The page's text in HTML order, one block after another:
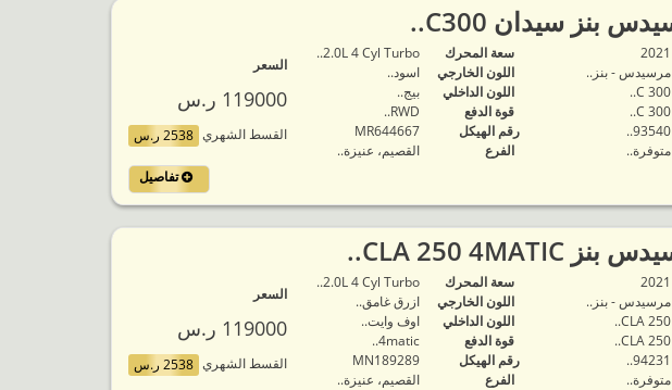
2021
مرسيدس - بنز..
C 300..
C 300..
93540..
متوفرة‬..
‬سعة المحرك
2.0L 4 Cyl Turbo..
اللون الخارجي
اسود..
اللون الداخلي
بيج..
قوة الدفع
RWD..
رقم الهيكل
MR644667
الفرع
القصيم، عنيزة..
السعر
119000 ر.س
القسط الشهري 2538 ر.س
تفاصيل
2021
مرسيدس - بنز..
CLA 250..
CLA 250..
94231..
متوفرة‬..
‬سعة المحرك
2.0L 4 Cyl Turbo..
اللون الخارجي
ازرق غامق..
اللون الداخلي
اوف وايت..
قوة الدفع
4matic..
رقم الهيكل
MN189289
الفرع
القصيم، عنيزة..
السعر
119000 ر.س
القسط الشهري 2538 ر.س